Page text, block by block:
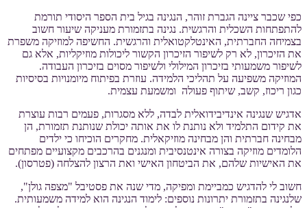
כפי שכבר ציינה הגברת זוהר, הנגינה בגיל בית הספר היסודי תורמת
להתפתחות השכלית והרגשית. נגינה בתזמורת מעניקה שיעור חשוב
בצמיחה החברתית, האינטלקטואלית והרגשית. החשיפה למוזיקה משפרת
את הזיכרון, לא רק לשיפור הזיכרון הקשור ליכולות מוזיקליות, אלא גם
לשיפור משמעותי בזיכרון המילולי ולשיפור מסוים בזיכרון העבודה.
המוזיקה משפיעה על תהליכי הלמידה. עוזרת בפיתוח מיומנויות בסיסיות
כגון ריכוז, קשב, שיתוף פעולה ומשמעת עצמית.
אדגיש שנגינה אינדיבידואלית לבדה, ללא מסגרות, פעמים רבות עוצרת
את קידום התלמיד ולא נותנת לו את אותה יכולת שנותנת תזמורת, הן
מבחינה חברתית והן מבחינה מוזיקאלית. מחקרים הוכיחו כי ילדים
הלומדים מוזיקה בצורה אינטנסיבית ומנגנים בהרכבים מקצועיים מפתחים
את האישיות שלהם, את הביטחון האישי ואת הרצון להצלחה (פטרסון).
חשוב לי להדגיש כמביימת ומפיקה, מדי שנה את פסטיבל "מצפה גולן",
שלנגינה בתזמורת יתרונות נוספים: לימוד הנגינה הוא למידה משמעותית.